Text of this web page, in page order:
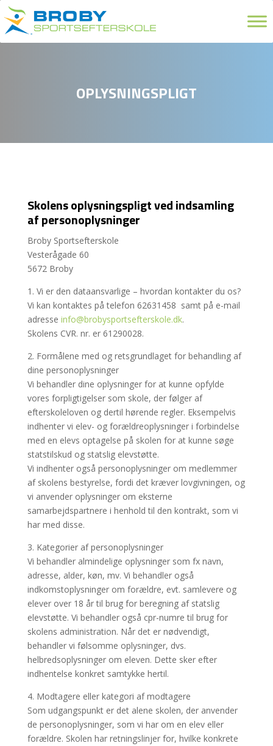
OPLYSNINGSPLIGT
Skolens oplysningspligt ved indsamling
af personoplysninger
Broby Sportsefterskole
Vesterågade 60
5672 Broby
1. Vi er den dataansvarlige – hvordan kontakter du os?
Vi kan kontaktes på telefon 62631458 samt på e-mail
adresse info@brobysportsefterskole.dk.
Skolens CVR. nr. er 61290028.
2. Formålene med og retsgrundlaget for behandling af
dine personoplysninger
Vi behandler dine oplysninger for at kunne opfylde
vores forpligtigelser som skole, der følger af
efterskoleloven og dertil hørende regler. Eksempelvis
indhenter vi elev- og forældreoplysninger i forbindelse
med en elevs optagelse på skolen for at kunne søge
statstilskud og statslig elevstøtte.
Vi indhenter også personoplysninger om medlemmer
af skolens bestyrelse, fordi det kræver lovgivningen, og
vi anvender oplysninger om eksterne
samarbejdspartnere i henhold til den kontrakt, som vi
har med disse.
3. Kategorier af personoplysninger
Vi behandler almindelige oplysninger som fx navn,
adresse, alder, køn, mv. Vi behandler også
indkomstoplysninger om forældre, evt. samlevere og
elever over 18 år til brug for beregning af statslig
elevstøtte. Vi behandler også cpr-numre til brug for
skolens administration. Når det er nødvendigt,
behandler vi følsomme oplysninger, dvs.
helbredsoplysninger om eleven. Dette sker efter
indhentelse konkret samtykke hertil.
4. Modtagere eller kategori af modtagere
Som udgangspunkt er det alene skolen, der anvender
de personoplysninger, som vi har om en elev eller
forældre. Skolen har retningslinjer for, hvilke konkrete